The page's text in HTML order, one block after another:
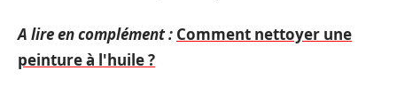
A lire en complément : Comment nettoyer une
peinture à l'huile ?